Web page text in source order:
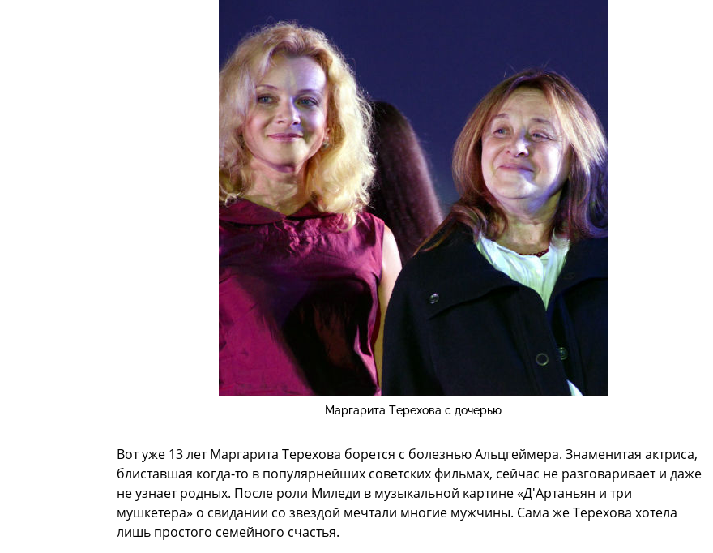
Маргарита Терехова с дочерью
Вот уже 13 лет Маргарита Терехова борется с болезнью Альцгеймера. Знаменитая актриса,
блиставшая когда-то в популярнейших советских фильмах, сейчас не разговаривает и даже
не узнает родных. После роли Миледи в музыкальной картине «Д'Артаньян и три
мушкетера» о свидании со звездой мечтали многие мужчины. Сама же Терехова хотела
лишь простого семейного счастья.